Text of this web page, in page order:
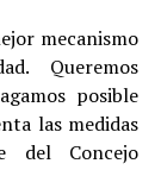
mecanismo
Queremos
posible
las medidas
del Concejo